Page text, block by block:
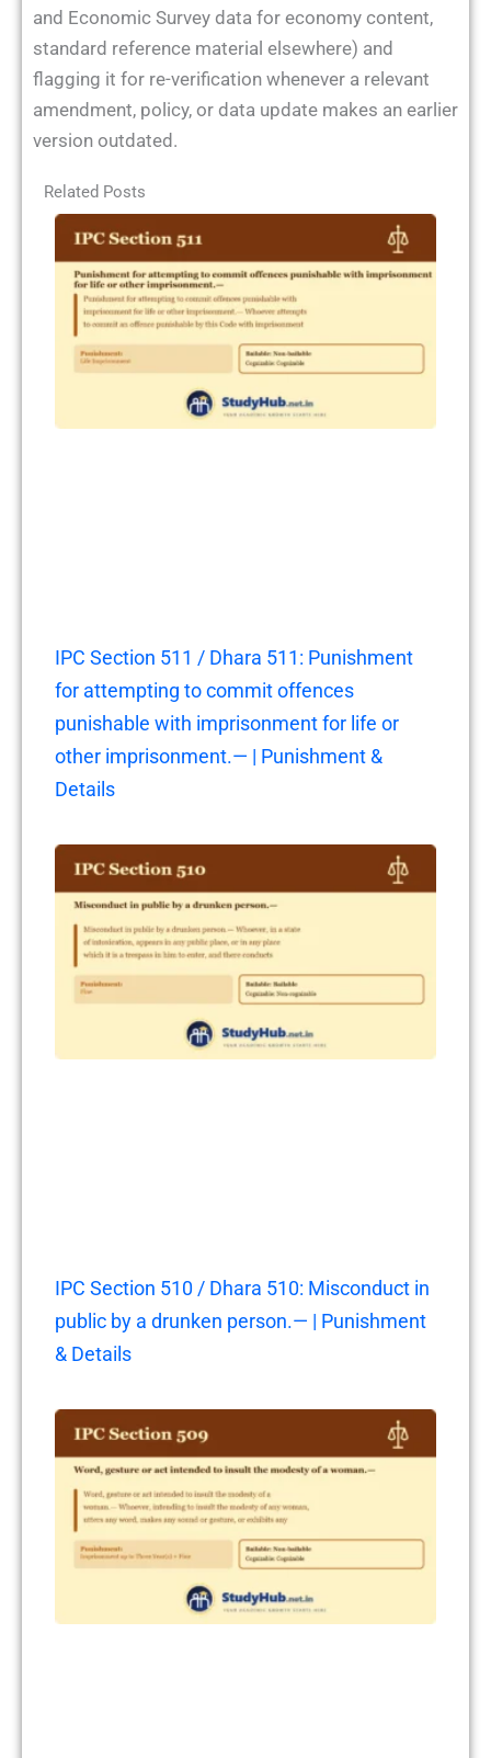
and Economic Survey data for economy content,
standard reference material elsewhere) and
flagging it for re-verification whenever a relevant
amendment, policy, or data update makes an earlier
version outdated.
Related Posts
IPC Section 511 / Dhara 511: Punishment
for attempting to commit offences
punishable with imprisonment for life or
other imprisonment.— | Punishment &
Details
IPC Section 510 / Dhara 510: Misconduct in
public by a drunken person.— | Punishment
& Details